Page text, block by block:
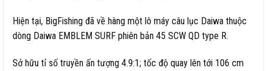
Hiện tại, BigFishing đã về hàng một lô máy câu lục Daiwa thuộc
dòng Daiwa EMBLEM SURF phiên bản 45 SCW QD type R.
Sở hữu tỉ số truyền ấn tượng 4.9:1; tốc độ quay lên tới 106 cm